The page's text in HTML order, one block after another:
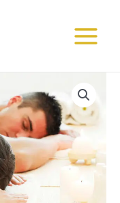
Menu